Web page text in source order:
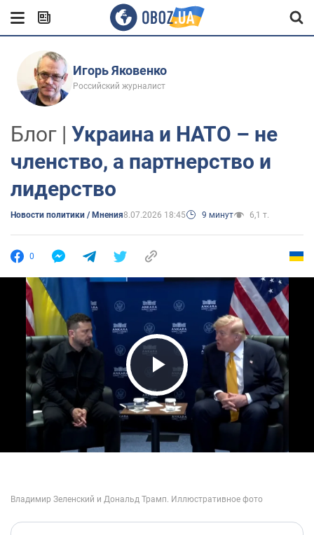
Игорь Яковенко
Российский журналист
Блог | Украина и НАТО – не
членство, а партнерство и
лидерство
Новости политики / Мнения8.07.2026 18:45 9 минут 6,1 т.
0
Play Video